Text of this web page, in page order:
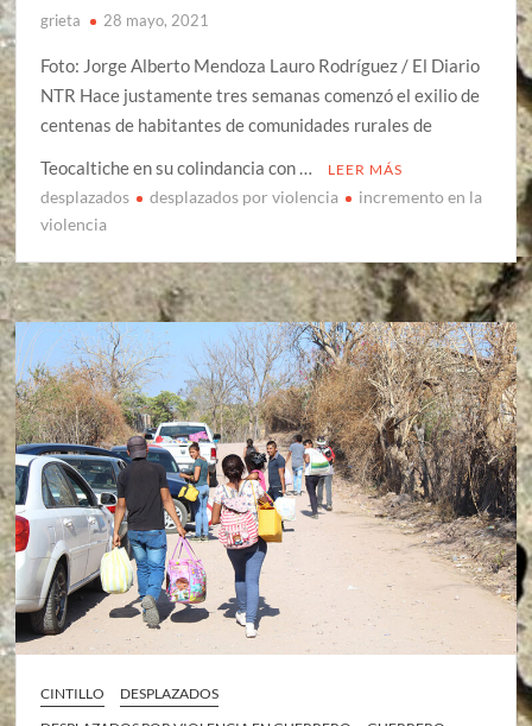
grieta 28 mayo, 2021
Foto: Jorge Alberto Mendoza Lauro Rodríguez / El Diario
NTR Hace justamente tres semanas comenzó el exilio de
centenas de habitantes de comunidades rurales de
Teocaltiche en su colindancia con …
LEER MÁS
desplazados desplazados por violencia
incremento en la
violencia
CINTILLO
DESPLAZADOS